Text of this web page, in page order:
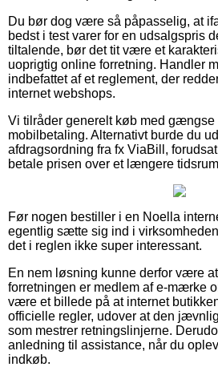
Du bør dog være så påpasselig, at
bedst i test varer for en udsalgspris
tiltalende, bør det tit være et
uoprigtig online forretning. Handler
indbefattet af et reglement, der
internet webshops.
Vi tilråder generelt køb med gængse
mobilbetaling. Alternativt burde du
afdragsordning fra fx ViaBill,
betale prisen over et længere
Før nogen bestiller i en Noella
egentlig sætte sig ind i
det i reglen ikke super interessant.
En nem løsning kunne derfor være
forretningen er medlem af e-mærke
være et billede på at internet
officielle regler, udover at den
som mestrer retningslinjerne.
anledning til assistance, når du
indkøb.